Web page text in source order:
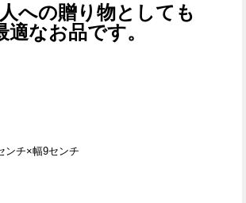
への贈り物としても
適なお品です。
ンチ×幅9センチ